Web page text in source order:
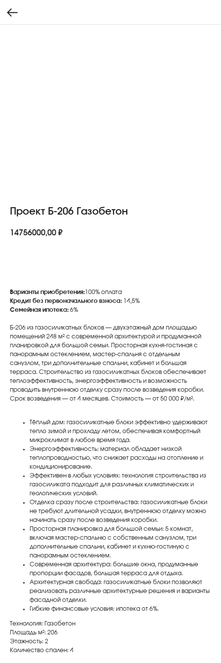
Проект Б-206 Газобетон
14756000,00 ₽
Варианты приобретения:100% оплата
Кредит без первоначального взноса: 14,5%
Семейная ипотека: 6%
Б-206 из газосиликатных блоков — двухэтажный дом площадью
помещений 248 м² с современной архитектурой и продуманной
планировкой для большой семьи. Просторная кухня-гостиная с
панорамным остеклением, мастер-спальня с отдельным
санузлом, три дополнительные спальни, кабинет и большая
терраса. Строительство из газосиликатных блоков обеспечивает
теплоэффективность, энергоэффективность и возможность
проводить внутреннюю отделку сразу после возведения коробки.
Срок возведения — от 4 месяцев. Стоимость — от 50 000 ₽/м².
Тёплый дом: газосиликатные блоки эффективно удерживают
тепло зимой и прохладу летом, обеспечивая комфортный
микроклимат в любое время года.
Энергоэффективность: материал обладает низкой
теплопроводностью, что снижает расходы на отопление и
кондиционирование.
Эффективен в любых условиях: технология строительства из
газосиликата подходит для различных климатических и
геологических условий.
Отделка сразу после строительства: газосиликатные блоки
не требуют длительной усадки, внутреннюю отделку можно
начинать сразу после возведения коробки.
Просторная планировка для большой семьи: 5 комнат,
включая мастер-спальню с собственным санузлом, три
дополнительные спальни, кабинет и кухню-гостиную с
панорамным остеклением.
Современная архитектура: большие окна, продуманные
пропорции фасадов, большая терраса для отдыха.
Архитектурная свобода: газосиликатные блоки позволяют
реализовать различные архитектурные решения и варианты
фасадной отделки.
Гибкие финансовые условия: ипотека от 6%.
Технология: Газобетон
Площадь м²: 206
Этажность: 2
Количество спален: 4